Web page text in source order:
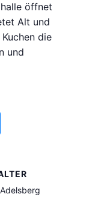
öffnet
Alt und
die
und